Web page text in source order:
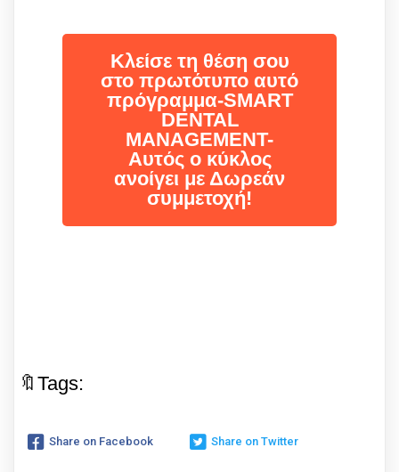
Κλείσε τη θέση σου
στο πρωτότυπο αυτό
πρόγραμμα-SMART
DENTAL
MANAGEMENT-
Αυτός ο κύκλος
ανοίγει με Δωρεάν
συμμετοχή!
🔖Tags:
Share on Facebook Share on Twitter